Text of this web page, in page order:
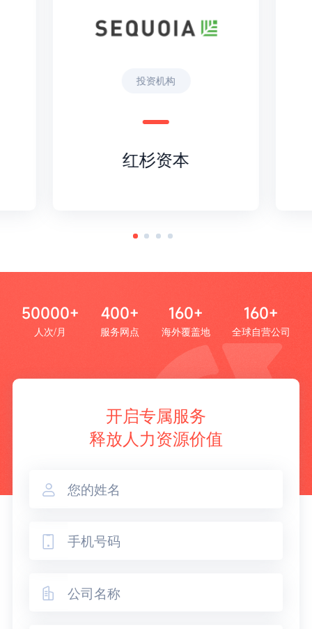
投资机构
红杉资本
50000+
人次/月
400+
服务网点
160+
海外覆盖地
160+
全球自营公司
开启专属服务
释放人力资源价值


